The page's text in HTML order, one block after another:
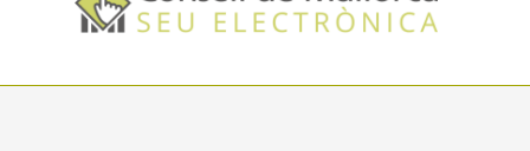
Accés i seguretat
Utilitats